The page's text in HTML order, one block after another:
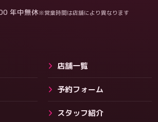
年中無休※営業時間は店舗により異なります
店舗一覧
予約フォーム
スタッフ紹介